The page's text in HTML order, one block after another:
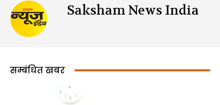
Saksham News India
सम्बंधित खबर